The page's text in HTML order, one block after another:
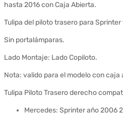
hasta 2016 con Caja Abierta.
Tulipa del piloto trasero para
Sin portalámparas.
Lado Montaje: Lado Copiloto.
Nota: valido para el modelo con caja
Tulipa Piloto Trasero derecho
Mercedes: Sprinter año 2006